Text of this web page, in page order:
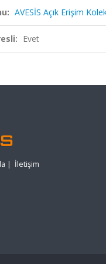
AVESİS Açık Erişim
Evet
| İletişim